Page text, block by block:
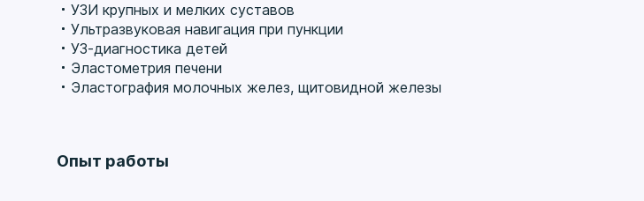
УЗИ крупных и мелких суставов
Ультразвуковая навигация при пункции
УЗ-диагностика детей
Эластометрия печени
Эластография молочных желез, щитовидной железы
Опыт работы